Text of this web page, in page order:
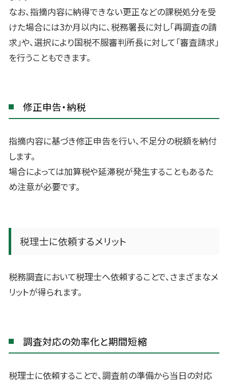
なお、指摘内容に納得できない更正などの課税処分を受
けた場合には3か月以内に、税務署長に対し「再調査の請
求」や、選択により国税不服審判所長に対して「審査請求」
を行うこともできます。
修正申告・納税
指摘内容に基づき修正申告を行い、不足分の税額を納付
します。
場合によっては加算税や延滞税が発生することもあるた
め注意が必要です。
税理士に依頼するメリット
税務調査において税理士へ依頼することで、さまざまなメ
リットが得られます。
調査対応の効率化と期間短縮
税理士に依頼することで、調査前の準備から当日の対応